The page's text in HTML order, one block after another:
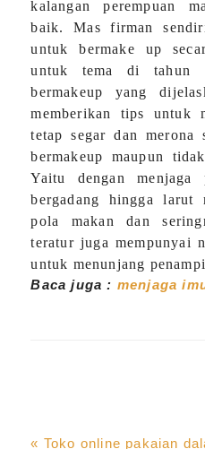
kalangan perempuan
baik. Mas firman
untuk bermake up
untuk tema di tahun
bermakeup yang
memberikan tips untuk
tetap segar dan merona
bermakeup maupun
Yaitu dengan
bergadang hingga larut
pola makan dan
teratur juga mempunyai
untuk menunjang
Baca juga : menjaga
Previous
« Toko online pakaian